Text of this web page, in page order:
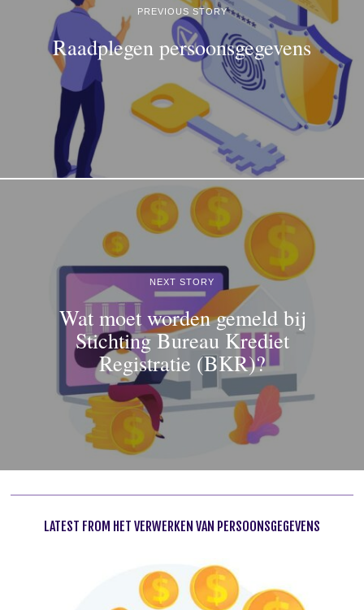
PREVIOUS STORY
Raadplegen persoonsgegevens
NEXT STORY
Wat moet worden gemeld bij
Stichting Bureau Krediet
Registratie (BKR)?
LATEST FROM HET VERWERKEN VAN PERSOONSGEGEVENS